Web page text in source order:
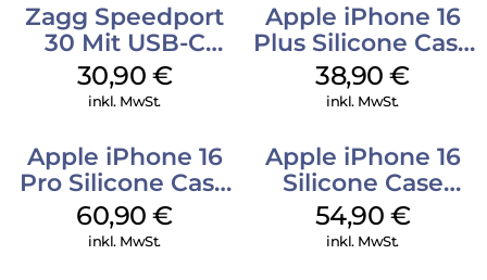
Zagg Speedport
30 Mit USB-C
Kabel Weiß
30,90 €
inkl. MwSt.
Apple iPhone 16
Plus Silicone Case
MagSafe Denim
38,90€
inkl. MwSt.
Apple iPhone 16
Pro Silicone Case
MagSafe Stone
Gray
60,90€
inkl. MwSt.
Apple iPhone 16
Silicone Case
MagSafe Lake
Green
54,90 €
inkl. MwSt.